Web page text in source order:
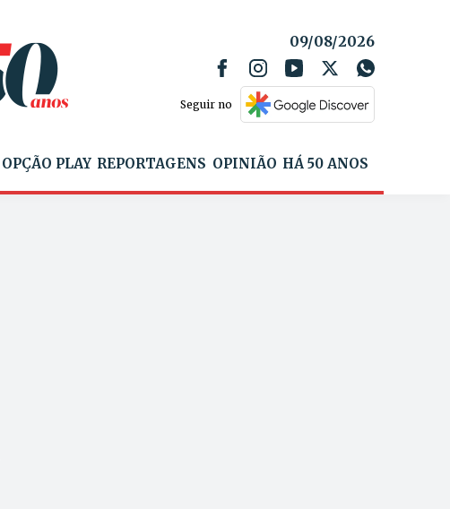
09/08/2026
Seguir no
OPÇÃO PLAY REPORTAGENS OPINIÃO HÁ 50 ANOS